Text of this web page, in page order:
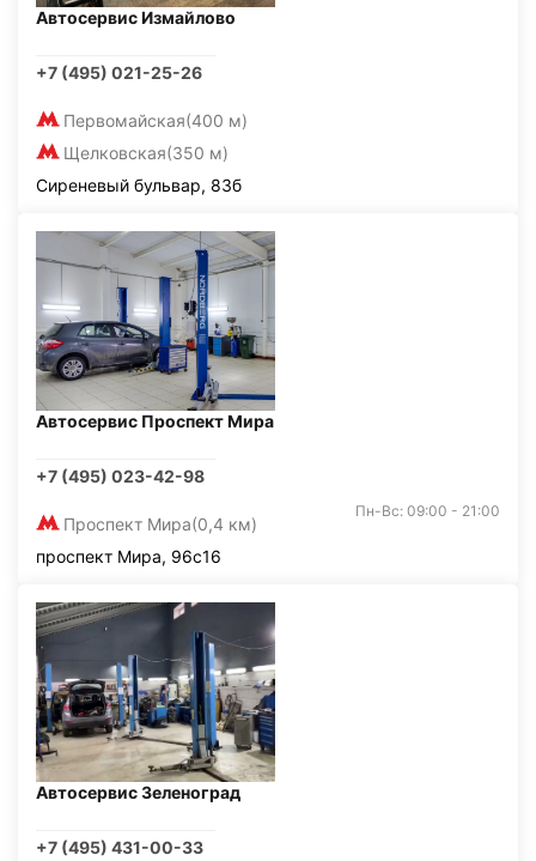
Автосервис Измайлово
+7 (495) 021-25-26
Первомайская(400 м)
Щелковская(350 м)
Сиреневый бульвар, 83б
Автосервис Проспект Мира
+7 (495) 023-42-98
Проспект Мира(0,4 км)
Пн-Вс: 09:00 - 21:00
проспект Мира, 96с16
Автосервис Зеленоград
+7 (495) 431-00-33